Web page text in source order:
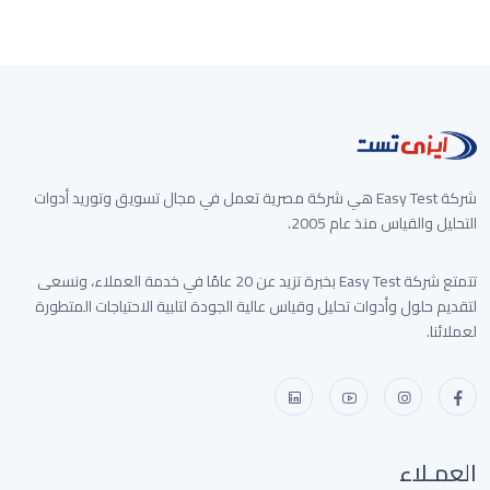
شركة Easy Test هي شركة مصرية تعمل في مجال تسويق وتوريد أدوات
التحليل والقياس منذ عام 2005.
تتمتع شركة Easy Test بخبرة تزيد عن 20 عامًا في خدمة العملاء، ونسعى
لتقديم حلول وأدوات تحليل وقياس عالية الجودة لتلبية الاحتياجات المتطورة
لعملائنا.
العمـلاء